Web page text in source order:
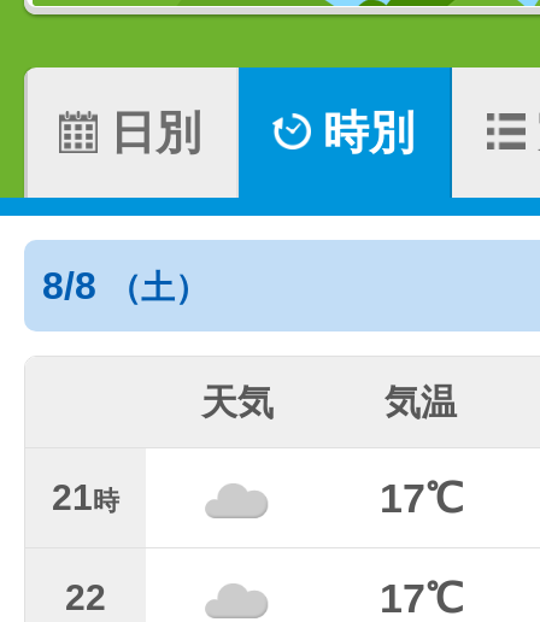
日別 時別
8/8 （土）
天気 気温
21時 17℃
22 17℃